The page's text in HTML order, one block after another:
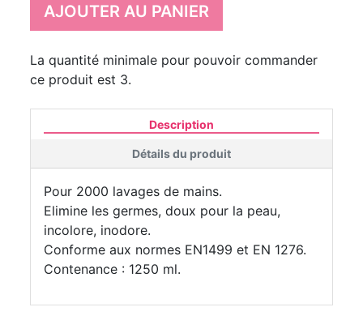
AJOUTER AU PANIER
La quantité minimale pour pouvoir commander
ce produit est 3.
Description
Détails du produit
Pour 2000 lavages de mains.
Elimine les germes, doux pour la peau,
incolore, inodore.
Conforme aux normes EN1499 et EN 1276.
Contenance : 1250 ml.